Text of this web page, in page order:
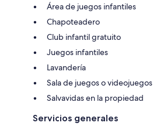
Área de juegos infantiles
Chapoteadero
Club infantil gratuito
Juegos infantiles
Lavandería
Sala de juegos o videojuegos
Salvavidas en la propiedad
Servicios generales